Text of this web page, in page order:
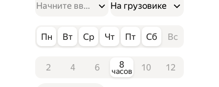
На грузовике
Пн Вт Ср Чт Пт Сб Вс
2 4 6 8
часов 10 12